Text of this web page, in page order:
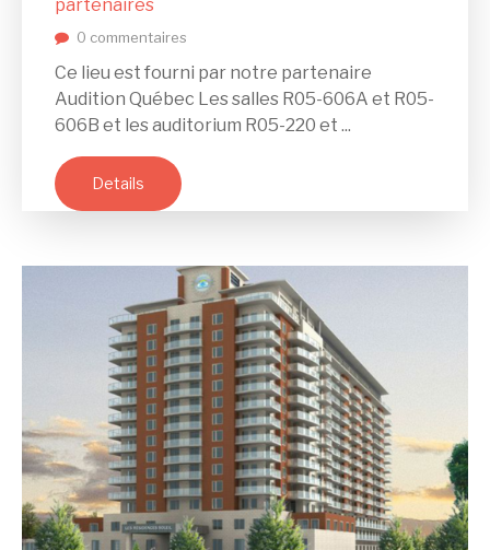
partenaires
0 commentaires
Ce lieu est fourni par notre partenaire
Audition Québec Les salles R05-606A et R05-
606B et les auditorium R05-220 et ...
Details